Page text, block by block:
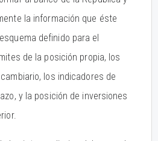
la información que éste
definido para el
de la posición propia, los
los indicadores de
y la posición de inversiones